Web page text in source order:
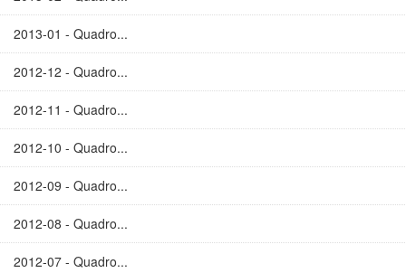
2013-01 - Quadro...
2012-12 - Quadro...
2012-11 - Quadro...
2012-10 - Quadro...
2012-09 - Quadro...
2012-08 - Quadro...
2012-07 - Quadro...